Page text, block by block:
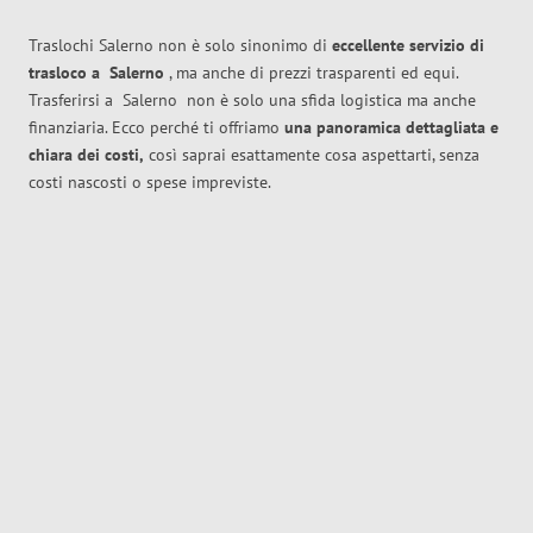
Traslochi Salerno non è solo sinonimo di eccellente servizio di
trasloco a Salerno , ma anche di prezzi trasparenti ed equi.
Trasferirsi a Salerno non è solo una sfida logistica ma anche
finanziaria. Ecco perché ti offriamo una panoramica dettagliata e
chiara dei costi, così saprai esattamente cosa aspettarti, senza
costi nascosti o spese impreviste.